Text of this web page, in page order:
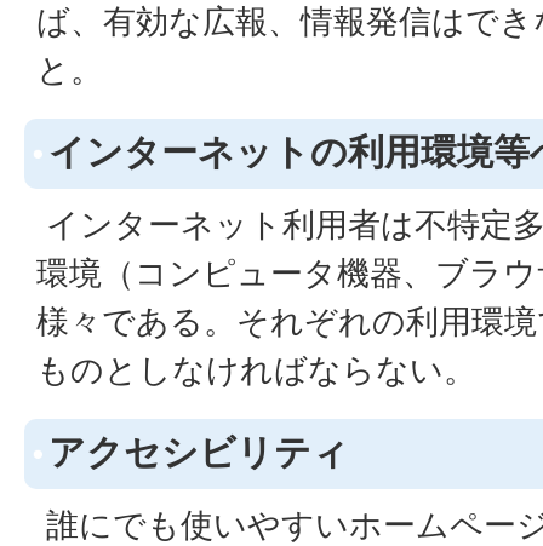
ば、有効な広報、情報発信はで
と。
インターネットの利用環境等
インターネット利用者は不特定
環境（コンピュータ機器、ブラ
様々である。それぞれの利用環
ものとしなければならない。
アクセシビリティ
誰にでも使いやすいホームペー